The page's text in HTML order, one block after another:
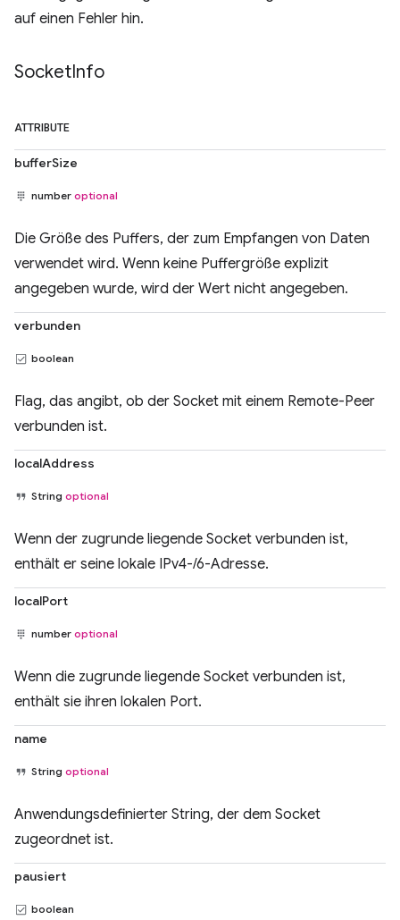
auf einen Fehler hin.
SocketInfo
ATTRIBUTE
bufferSize
number optional
Die Größe des Puffers, der zum Empfangen von Daten
verwendet wird. Wenn keine Puffergröße explizit
angegeben wurde, wird der Wert nicht angegeben.
verbunden
boolean
Flag, das angibt, ob der Socket mit einem Remote-Peer
verbunden ist.
localAddress
String optional
Wenn der zugrunde liegende Socket verbunden ist,
enthält er seine lokale IPv4-/6-Adresse.
localPort
number optional
Wenn die zugrunde liegende Socket verbunden ist,
enthält sie ihren lokalen Port.
name
String optional
Anwendungsdefinierter String, der dem Socket
zugeordnet ist.
pausiert
boolean